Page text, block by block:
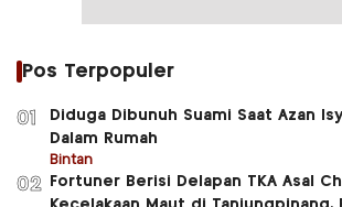
Pos Terpopuler
01
Diduga Dibunuh Suami Saat Azan
Dalam Rumah
Bintan
02
Fortuner Berisi Delapan TKA Asal